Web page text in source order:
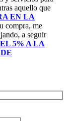
aquello que
EN LA
compra, me
a seguir
5% A LA